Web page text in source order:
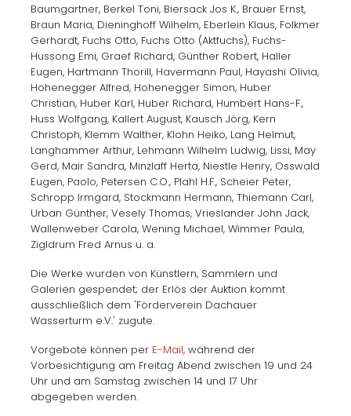
Baumgartner, Berkel Toni, Biersack Jos K., Brauer Ernst,
Braun Maria, Dieninghoff Wilhelm, Eberlein Klaus, Folkmer
Gerhardt, Fuchs Otto, Fuchs Otto (Aktfuchs), Fuchs-
Hussong Emi, Graef Richard, Günther Robert, Haller
Eugen, Hartmann Thorill, Havermann Paul, Hayashi Olivia,
Hohenegger Alfred, Hohenegger Simon, Huber
Christian, Huber Karl, Huber Richard, Humbert Hans-F.,
Huss Wolfgang, Kallert August, Kausch Jörg, Kern
Christoph, Klemm Walther, Klohn Heiko, Lang Helmut,
Langhammer Arthur, Lehmann Wilhelm Ludwig, Lissi, May
Gerd, Mair Sandra, Minzlaff Herta, Niestle Henry, Osswald
Eugen, Paolo, Petersen C.O., Plahl H.F., Scheier Peter,
Schropp Irmgard, Stockmann Hermann, Thiemann Carl,
Urban Günther, Vesely Thomas, Vrieslander John Jack,
Wallenweber Carola, Wening Michael, Wimmer Paula,
Zigldrum Fred Arnus u. a.
Die Werke wurden von Künstlern, Sammlern und
Galerien gespendet; der Erlös der Auktion kommt
ausschließlich dem 'Förderverein Dachauer
Wasserturm e.V.' zugute.
Vorgebote können per E-Mail, während der
Vorbesichtigung am Freitag Abend zwischen 19 und 24
Uhr und am Samstag zwischen 14 und 17 Uhr
abgegeben werden.